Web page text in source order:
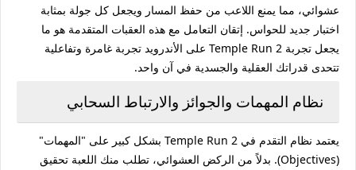
عشوائي، مما يمنع اللاعب من حفظ المسار ويجعل كل جولة بمثابة
اختبار جديد للحواس. إتقان التعامل مع هذه العقبات المتقدمة هو ما
يجعل تجربة Temple Run 2 على الأندرويد تجربة غامرة وتفاعلية
تتحدى قدراتك العقلية والجسدية في آن واحد.
نظام المهمات والجوائز والارتباط السحابي
يعتمد نظام التقدم في Temple Run 2 بشكل كبير على "المهمات"
(Objectives). بدلاً من الركض العشوائي، تطلب منك اللعبة تحقيق